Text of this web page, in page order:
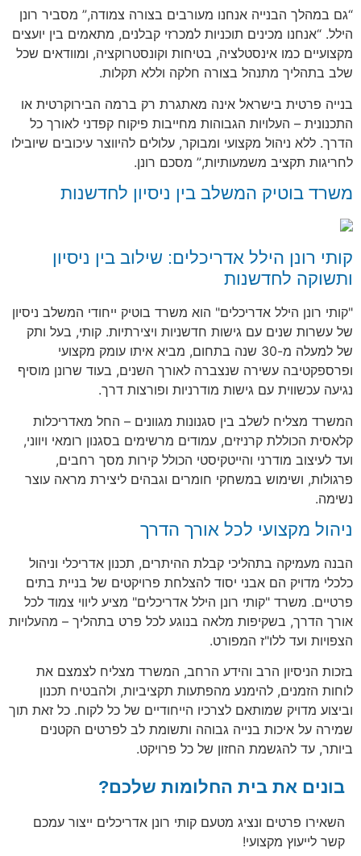
“גם במהלך הבנייה אנחנו מעורבים בצורה צמודה,” מסביר רונן
הילל. “אנחנו מכינים תוכניות למכרזי קבלנים, מתאמים בין יועצים
מקצועיים כמו אינסטלציה, בטיחות וקונסטרוקציה, ומוודאים שכל
שלב בתהליך מתנהל בצורה חלקה וללא תקלות.
בנייה פרטית בישראל אינה מאתגרת רק ברמה הבירוקרטית או
התכנונית – העלויות הגבוהות מחייבות פיקוח קפדני לאורך כל
הדרך. ללא ניהול מקצועי ומבוקר, עלולים להיווצר עיכובים שיובילו
לחריגות תקציב משמעותיות,” מסכם רונן.
משרד בוטיק המשלב בין ניסיון לחדשנות
קותי רונן הילל אדריכלים: שילוב בין ניסיון
ותשוקה לחדשנות
"קותי רונן הילל אדריכלים" הוא משרד בוטיק ייחודי המשלב ניסיון
של עשרות שנים עם גישות חדשניות ויצירתיות. קותי, בעל ותק
של למעלה מ-30 שנה בתחום, מביא איתו עומק מקצועי
ופרספקטיבה עשירה שנצברה לאורך השנים, בעוד שרונן מוסיף
נגיעה עכשווית עם גישות מודרניות ופורצות דרך.
המשרד מצליח לשלב בין סגנונות מגוונים – החל מאדריכלות
קלאסית הכוללת קרניזים, עמודים מרשימים בסגנון רומאי ויווני,
ועד לעיצוב מודרני והייטקיסטי הכולל קירות מסך רחבים,
פרגולות, ושימוש במשחקי חומרים וגבהים ליצירת מראה עוצר
נשימה.
ניהול מקצועי לכל אורך הדרך
הבנה מעמיקה בתהליכי קבלת ההיתרים, תכנון אדריכלי וניהול
כלכלי מדויק הם אבני יסוד להצלחת פרויקטים של בניית בתים
פרטיים. משרד "קותי רונן הילל אדריכלים" מציע ליווי צמוד לכל
אורך הדרך, בשקיפות מלאה בנוגע לכל פרט בתהליך – מהעלויות
הצפויות ועד ללו"ז המפורט.
בזכות הניסיון הרב והידע הרחב, המשרד מצליח לצמצם את
לוחות הזמנים, להימנע מהפתעות תקציביות, ולהבטיח תכנון
וביצוע מדויק שמותאם לצרכיו הייחודיים של כל לקוח. כל זאת תוך
שמירה על איכות בנייה גבוהה ותשומת לב לפרטים הקטנים
ביותר, עד להגשמת החזון של כל פרויקט.
בונים את בית החלומות שלכם?
השאירו פרטים ונציג מטעם קותי רונן אדריכלים ייצור עמכם
קשר לייעוץ מקצועי!